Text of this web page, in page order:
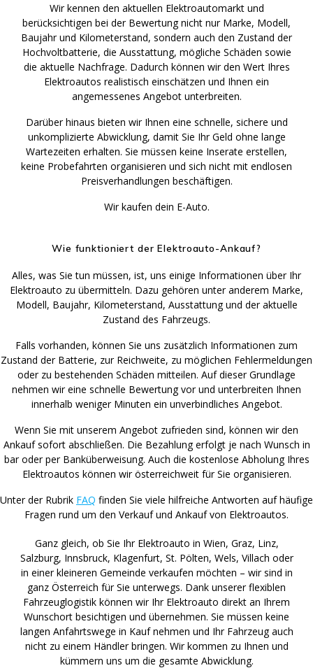
Wir kennen den aktuellen Elektroautomarkt und
berücksichtigen bei der Bewertung nicht nur Marke, Modell,
Baujahr und Kilometerstand, sondern auch den Zustand der
Hochvoltbatterie, die Ausstattung, mögliche Schäden sowie
die aktuelle Nachfrage. Dadurch können wir den Wert Ihres
Elektroautos realistisch einschätzen und Ihnen ein
angemessenes Angebot unterbreiten.
Darüber hinaus bieten wir Ihnen eine schnelle, sichere und
unkomplizierte Abwicklung, damit Sie Ihr Geld ohne lange
Wartezeiten erhalten. Sie müssen keine Inserate erstellen,
keine Probefahrten organisieren und sich nicht mit endlosen
Preisverhandlungen beschäftigen.
Wir kaufen dein E-Auto.
Wie funktioniert der Elektroauto-Ankauf?
Alles, was Sie tun müssen, ist, uns einige Informationen über Ihr
Elektroauto zu übermitteln. Dazu gehören unter anderem Marke,
Modell, Baujahr, Kilometerstand, Ausstattung und der aktuelle
Zustand des Fahrzeugs.
Falls vorhanden, können Sie uns zusätzlich Informationen zum
Zustand der Batterie, zur Reichweite, zu möglichen Fehlermeldungen
oder zu bestehenden Schäden mitteilen. Auf dieser Grundlage
nehmen wir eine schnelle Bewertung vor und unterbreiten Ihnen
innerhalb weniger Minuten ein unverbindliches Angebot.
Wenn Sie mit unserem Angebot zufrieden sind, können wir den
Ankauf sofort abschließen. Die Bezahlung erfolgt je nach Wunsch in
bar oder per Banküberweisung. Auch die kostenlose Abholung Ihres
Elektroautos können wir österreichweit für Sie organisieren.
Unter der Rubrik FAQ finden Sie viele hilfreiche Antworten auf häufige
Fragen rund um den Verkauf und Ankauf von Elektroautos.
Ganz gleich, ob Sie Ihr Elektroauto in Wien, Graz, Linz,
Salzburg, Innsbruck, Klagenfurt, St. Pölten, Wels, Villach oder
in einer kleineren Gemeinde verkaufen möchten – wir sind in
ganz Österreich für Sie unterwegs. Dank unserer flexiblen
Fahrzeuglogistik können wir Ihr Elektroauto direkt an Ihrem
Wunschort besichtigen und übernehmen. Sie müssen keine
langen Anfahrtswege in Kauf nehmen und Ihr Fahrzeug auch
nicht zu einem Händler bringen. Wir kommen zu Ihnen und
kümmern uns um die gesamte Abwicklung.